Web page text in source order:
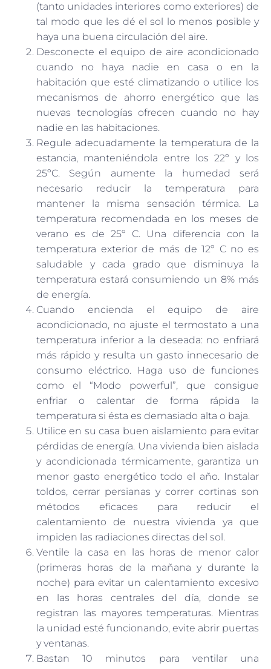
(tanto unidades interiores como exteriores) de
tal modo que les dé el sol lo menos posible y
haya una buena circulación del aire.
Desconecte el equipo de aire acondicionado
cuando no haya nadie en casa o en la
habitación que esté climatizando o utilice los
mecanismos de ahorro energético que las
nuevas tecnologías ofrecen cuando no hay
nadie en las habitaciones.
Regule adecuadamente la temperatura de la
estancia, manteniéndola entre los 22º y los
25ºC. Según aumente la humedad será
necesario reducir la temperatura para
mantener la misma sensación térmica. La
temperatura recomendada en los meses de
verano es de 25º C. Una diferencia con la
temperatura exterior de más de 12º C no es
saludable y cada grado que disminuya la
temperatura estará consumiendo un 8% más
de energía.
Cuando encienda el equipo de aire
acondicionado, no ajuste el termostato a una
temperatura inferior a la deseada: no enfriará
más rápido y resulta un gasto innecesario de
consumo eléctrico. Haga uso de funciones
como el “Modo powerful”, que consigue
enfriar o calentar de forma rápida la
temperatura si ésta es demasiado alta o baja.
Utilice en su casa buen aislamiento para evitar
pérdidas de energía. Una vivienda bien aislada
y acondicionada térmicamente, garantiza un
menor gasto energético todo el año. Instalar
toldos, cerrar persianas y correr cortinas son
métodos eficaces para reducir el
calentamiento de nuestra vivienda ya que
impiden las radiaciones directas del sol.
Ventile la casa en las horas de menor calor
(primeras horas de la mañana y durante la
noche) para evitar un calentamiento excesivo
en las horas centrales del día, donde se
registran las mayores temperaturas. Mientras
la unidad esté funcionando, evite abrir puertas
y ventanas.
Bastan 10 minutos para ventilar una